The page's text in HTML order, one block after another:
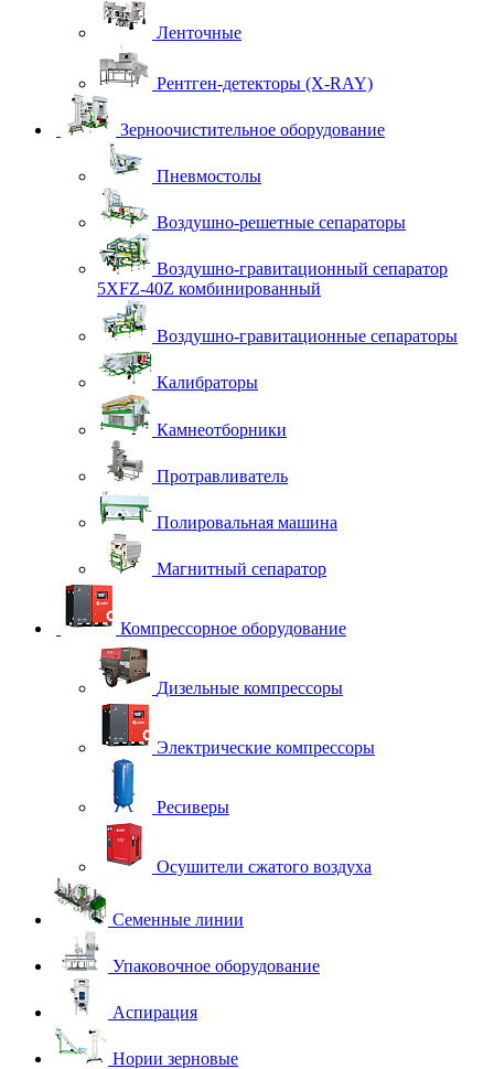
Ленточные
Рентген-детекторы (X-RAY)
Зерноочистительное оборудование
Пневмостолы
Воздушно-решетные сепараторы
Воздушно-гравитационный сепаратор
5XFZ-40Z комбинированный
Воздушно-гравитационные сепараторы
Калибраторы
Камнеотборники
Протравливатель
Полировальная машина
Магнитный сепаратор
Компрессорное оборудование
Дизельные компрессоры
Электрические компрессоры
Ресиверы
Осушители сжатого воздуха
Семенные линии
Упаковочное оборудование
Аспирация
Нории зерновые